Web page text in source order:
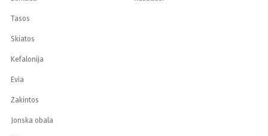
Tasos
Skiatos
Kefalonija
Evia
Zakintos
Jonska obala